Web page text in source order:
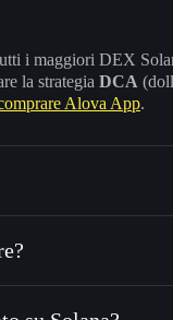
i maggiori DEX
la strategia DCA
Alova App.